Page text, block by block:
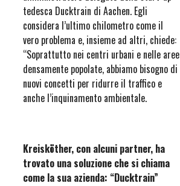
tedesca Ducktrain di Aachen. Egli
considera l’ultimo chilometro come il
vero problema e, insieme ad altri, chiede:
“Soprattutto nei centri urbani e nelle aree
densamente popolate, abbiamo bisogno di
nuovi concetti per ridurre il traffico e
anche l’inquinamento ambientale.
Kreisköther, con alcuni partner, ha
trovato una soluzione che si chiama
come la sua azienda: “Ducktrain”